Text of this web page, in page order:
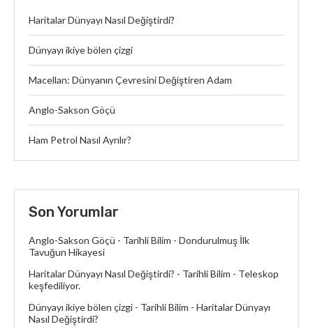
Haritalar Dünyayı Nasıl Değiştirdi?
Dünyayı ikiye bölen çizgi
Macellan: Dünyanın Çevresini Değiştiren Adam
Anglo-Sakson Göçü
Ham Petrol Nasıl Ayrılır?
Son Yorumlar
Anglo-Sakson Göçü - Tarihli Bilim - Dondurulmuş İlk
Tavuğun Hikayesi
Haritalar Dünyayı Nasıl Değiştirdi? - Tarihli Bilim - Teleskop
keşfediliyor.
Dünyayı ikiye bölen çizgi - Tarihli Bilim - Haritalar Dünyayı
Nasıl Değiştirdi?